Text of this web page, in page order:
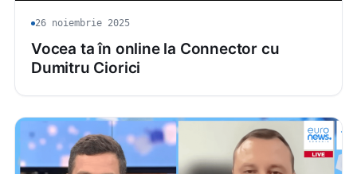
26 noiembrie 2025
Vocea ta în online la Connector cu
Dumitru Ciorici